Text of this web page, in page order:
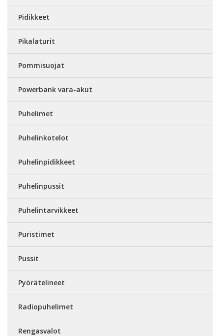
Pidikkeet
Pikalaturit
Pommisuojat
Powerbank vara-akut
Puhelimet
Puhelinkotelot
Puhelinpidikkeet
Puhelinpussit
Puhelintarvikkeet
Puristimet
Pussit
Pyörätelineet
Radiopuhelimet
Rengasvalot